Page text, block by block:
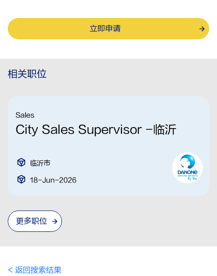
立即申请
相关职位
Sales
City Sales Supervisor -临沂
临沂市
18-Jun-2026
更多职位
< 返回搜索结果